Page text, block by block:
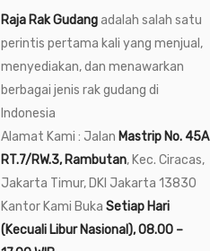
Raja Rak Gudangadalah salah satu
perintis pertama kali yang menjual,
menyediakan, dan menawarkan
berbagai jenis rak gudang di
Indonesia
Alamat Kami : Jalan Mastrip No. 45A
RT.7/RW.3, Rambutan, Kec. Ciracas,
Jakarta Timur, DKI Jakarta 13830
Kantor Kami Buka Setiap Hari
(Kecuali Libur Nasional), 08.00 –